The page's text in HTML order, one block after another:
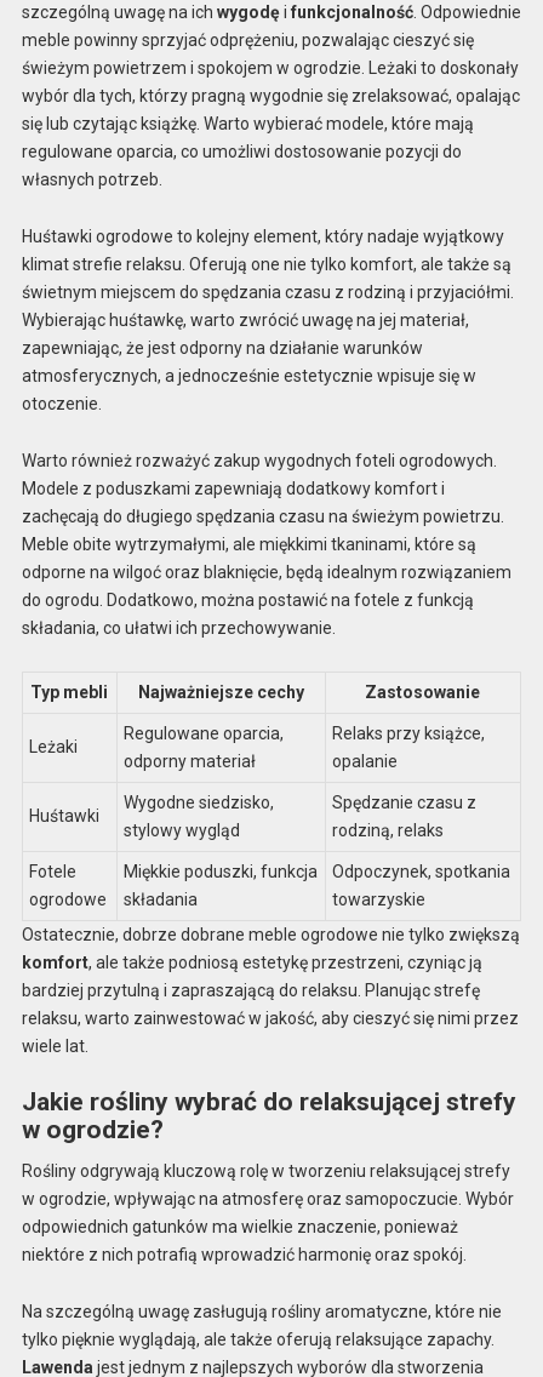
szczególną uwagę na ich wygodęi funkcjonalność. Odpowiednie
meble powinny sprzyjać odprężeniu, pozwalając cieszyć się
świeżym powietrzem i spokojem w ogrodzie. Leżaki to doskonały
wybór dla tych, którzy pragną wygodnie się zrelaksować, opalając
się lub czytając książkę. Warto wybierać modele, które mają
regulowane oparcia, co umożliwi dostosowanie pozycji do
własnych potrzeb.
Huśtawki ogrodowe to kolejny element, który nadaje wyjątkowy
klimat strefie relaksu. Oferują one nie tylko komfort, ale także są
świetnym miejscem do spędzania czasu z rodziną i przyjaciółmi.
Wybierając huśtawkę, warto zwrócić uwagę na jej materiał,
zapewniając, że jest odporny na działanie warunków
atmosferycznych, a jednocześnie estetycznie wpisuje się w
otoczenie.
Warto również rozważyć zakup wygodnych foteli ogrodowych.
Modele z poduszkami zapewniają dodatkowy komfort i
zachęcają do długiego spędzania czasu na świeżym powietrzu.
Meble obite wytrzymałymi, ale miękkimi tkaninami, które są
odporne na wilgoć oraz blaknięcie, będą idealnym rozwiązaniem
do ogrodu. Dodatkowo, można postawić na fotele z funkcją
składania, co ułatwi ich przechowywanie.
Typ mebli Najważniejsze cechy Zastosowanie
Leżaki
Regulowane oparcia,
odporny materiał
Relaks przy książce,
opalanie
Huśtawki
Wygodne siedzisko,
stylowy wygląd
Spędzanie czasu z
rodziną, relaks
Fotele
ogrodowe
Miękkie poduszki, funkcja
składania
Odpoczynek, spotkania
towarzyskie
Ostatecznie, dobrze dobrane meble ogrodowe nie tylko zwiększą
komfort, ale także podniosą estetykę przestrzeni, czyniąc ją
bardziej przytulną i zapraszającą do relaksu. Planując strefę
relaksu, warto zainwestować w jakość, aby cieszyć się nimi przez
wiele lat.
Jakie rośliny wybrać do relaksującej strefy
w ogrodzie?
Rośliny odgrywają kluczową rolę w tworzeniu relaksującej strefy
w ogrodzie, wpływając na atmosferę oraz samopoczucie. Wybór
odpowiednich gatunków ma wielkie znaczenie, ponieważ
niektóre z nich potrafią wprowadzić harmonię oraz spokój.
Na szczególną uwagę zasługują rośliny aromatyczne, które nie
tylko pięknie wyglądają, ale także oferują relaksujące zapachy.
Lawenda jest jednym z najlepszych wyborów dla stworzenia